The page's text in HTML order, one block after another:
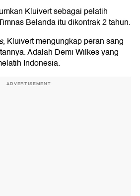
Kluivert sebagai pelatih
Belanda itu dikontrak 2 tahun.
, Kluivert mengungkap peran sang
Adalah Demi Wilkes yang
Indonesia.
ADVERTISEMENT